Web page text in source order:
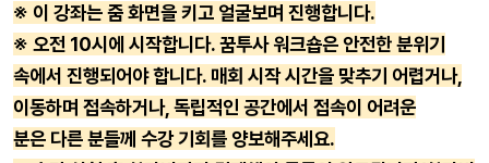
※ 이 강좌는 줌 화면을 키고 얼굴보며 진행합니다.
※ 오전 10시에 시작합니다. 꿈투사 워크숍은 안전한 분위기
속에서 진행되어야 합니다. 매회 시작 시간을 맞추기 어렵거나,
이동하며 접속하거나, 독립적인 공간에서 접속이 어려운
분은 다른 분들께 수강 기회를 양보해주세요.